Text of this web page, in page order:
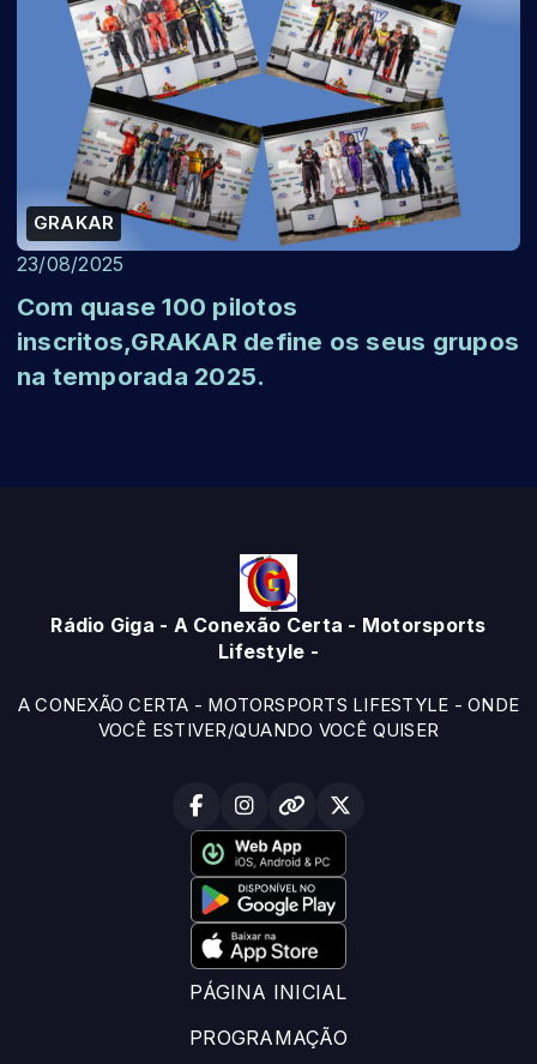
GRAKAR
23/08/2025
Com quase 100 pilotos
inscritos,GRAKAR define os seus grupos
na temporada 2025.
Rádio Giga - A Conexão Certa - Motorsports
Lifestyle -
A CONEXÃO CERTA - MOTORSPORTS LIFESTYLE - ONDE
VOCÊ ESTIVER/QUANDO VOCÊ QUISER
PÁGINA INICIAL
PROGRAMAÇÃO